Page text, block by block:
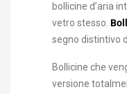
bollicine d’aria
vetro stesso.
segno distintivo
Bollicine che
versione